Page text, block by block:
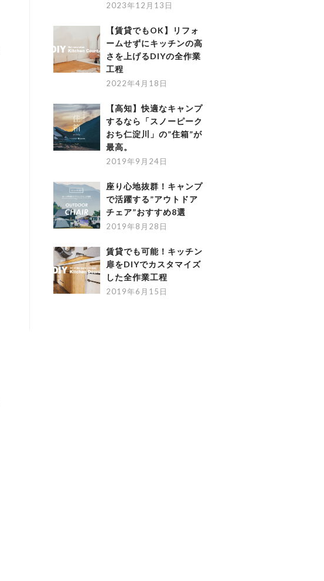
2023年12月13日
【賃貸でもOK】リフォ
ームせずにキッチンの高
さを上げるDIYの全作業
工程
2022年4月18日
【高知】快適なキャンプ
するなら「スノーピーク
おち仁淀川」の”住箱”が
最高。
2019年9月24日
座り心地抜群！キャンプ
で活躍する”アウトドア
チェア”おすすめ8選
2019年8月28日
賃貸でも可能！キッチン
扉をDIYでカスタマイズ
した全作業工程
2019年6月15日